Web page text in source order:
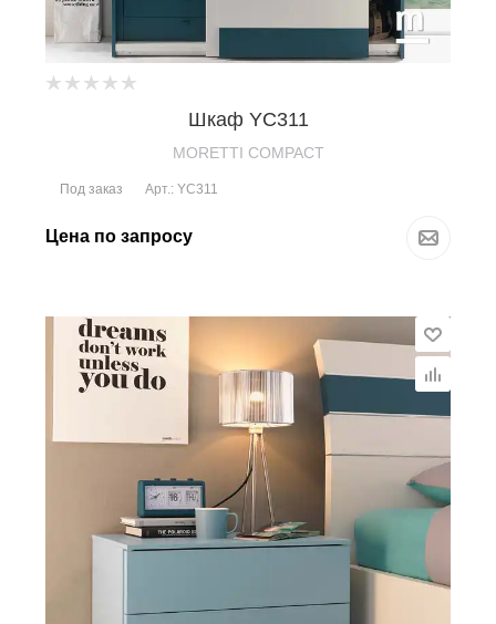
Шкаф YC311
MORETTI COMPACT
Под заказ Арт.: YC311
Цена по запросу